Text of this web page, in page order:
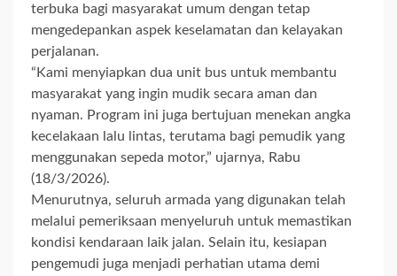
terbuka bagi masyarakat umum dengan tetap
mengedepankan aspek keselamatan dan kelayakan
perjalanan.
“Kami menyiapkan dua unit bus untuk membantu
masyarakat yang ingin mudik secara aman dan
nyaman. Program ini juga bertujuan menekan angka
kecelakaan lalu lintas, terutama bagi pemudik yang
menggunakan sepeda motor,” ujarnya, Rabu
(18/3/2026).
Menurutnya, seluruh armada yang digunakan telah
melalui pemeriksaan menyeluruh untuk memastikan
kondisi kendaraan laik jalan. Selain itu, kesiapan
pengemudi juga menjadi perhatian utama demi